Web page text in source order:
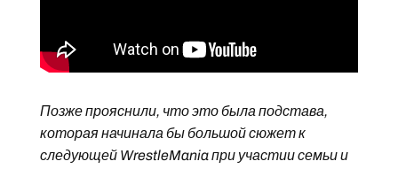
Позже прояснили, что это была подстава,
которая начинала бы большой сюжет к
следующей WrestleMania при участии семьи и